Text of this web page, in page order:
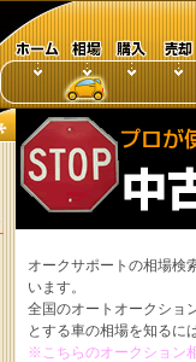
オークサポートの相場検
います。
全国のオートオークショ
とする車の相場を知るに
※こちらのオークション